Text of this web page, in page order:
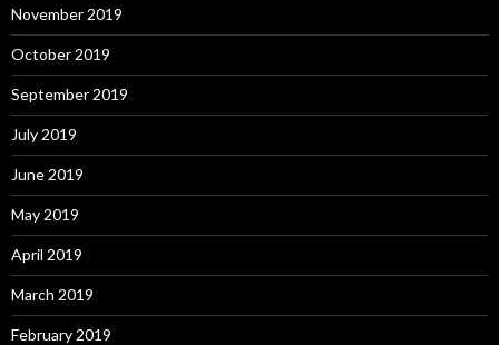
November 2019
October 2019
September 2019
July 2019
June 2019
May 2019
April 2019
March 2019
February 2019